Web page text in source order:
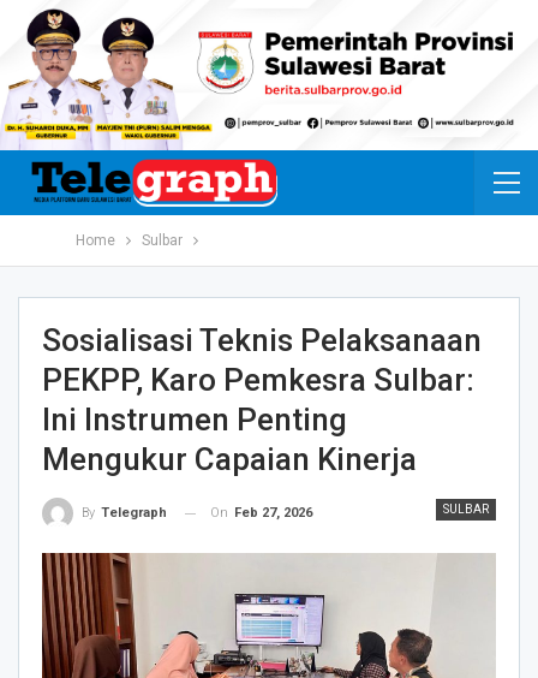
Home Sulbar
Sosialisasi Teknis Pelaksanaan
PEKPP, Karo Pemkesra Sulbar:
Ini Instrumen Penting
Mengukur Capaian Kinerja
SULBAR
By Telegraph On Feb 27, 2026